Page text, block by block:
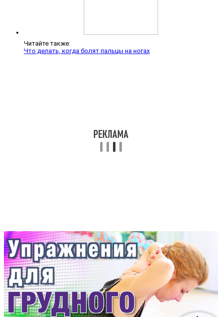
Читайте также:
Что делать, когда болят пальцы на ногах